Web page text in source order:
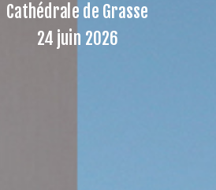
Cathédrale de Grasse
24 juin 2026